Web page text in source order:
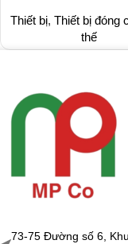
Thiết bị, Thiết bị đóng
thế
73-75 Đường số 6,